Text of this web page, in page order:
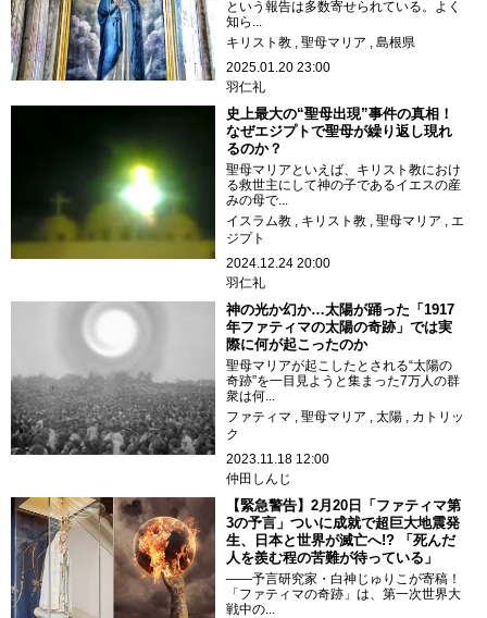
という報告は多数寄せられている。よく
知ら...
キリスト教
聖母マリア
島根県
2025.01.20 23:00
羽仁礼
史上最大の“聖母出現”事件の真相！
なぜエジプトで聖母が繰り返し現れ
るのか？
聖母マリアといえば、キリスト教におけ
る救世主にして神の子であるイエスの産
みの母で...
イスラム教
キリスト教 聖母マリア
エ
ジプト
2024.12.24 20:00
羽仁礼
神の光か幻か…太陽が踊った「1917
年ファティマの太陽の奇跡」では実
際に何が起こったのか
聖母マリアが起こしたとされる“太陽の
奇跡”を一目見ようと集まった7万人の群
衆は何...
ファティマ
聖母マリア 太陽
カトリッ
ク
2023.11.18 12:00
仲田しんじ
【緊急警告】2月20日「ファティマ第
3の予言」ついに成就で超巨大地震発
生、日本と世界が滅亡へ!? 「死んだ
人を羨む程の苦難が待っている」
――予言研究家・白神じゅりこが寄稿！
「ファティマの奇跡」は、第一次世界大
戦中の...